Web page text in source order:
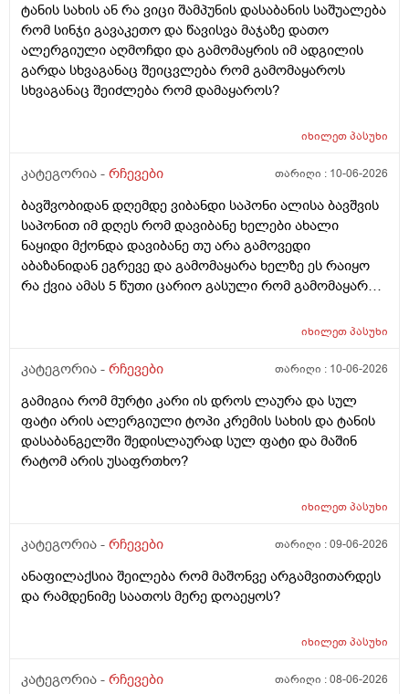
რატო არ აკეთებენ ამ სინდს ყველგან და რატომ
მაინცდამაინც სპეციალურ კლინიკებში რატომ ეს
შენიათ
ტანის სახის ან რა ვიცი შამპუნის დასაბანის საშუალება
რომ სინჯი გავაკეთო და წავისვა მაჯაზე დათო
ალერგიული აღმოჩდი და გამომაყრის იმ ადგილის
გარდა სხვაგანაც შეიცვლება რომ გამომაყაროს
სხვაგანაც შეიძლება რომ დამაყაროს?
იხილეთპასუხი
კატეგორია - რჩევები თარიღი : 10-06-2026
ბავშვობიდან დღემდე ვიბანდი საპონი ალისა ბავშვის
საპონით იმ დღეს რომ დავიბანე ხელები ახალი
ნაყიდი მქონდა დავიბანე თუ არა გამოვედი
აბაზანიდან ეგრევე და გამომაყარა ხელზე ეს რაიყო
რა ქვია ამას 5 წუთი ცარიო გასული რომ გამომაყარა
იხილეთპასუხი
კატეგორია - რჩევები თარიღი : 10-06-2026
გამიგია რომ მურტი კარი ის დროს ლაურა და სულ
ფატი არის ალერგიული ტოპი კრემის სახის და ტანის
დასაბანგელში შედისლაურად სულ ფატი და მაშინ
რატომ არის უსაფრთხო?
იხილეთპასუხი
კატეგორია - რჩევები თარიღი :09-06-2026
ანაფილაქსია შეილება რომ მაშონვე არგამვითარდეს
და რამდენიმე საათოს მერე დოაეყოს?
იხილეთპასუხი
კატეგორია - რჩევები თარიღი :08-06-2026